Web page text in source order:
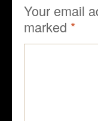
Your email
marked *